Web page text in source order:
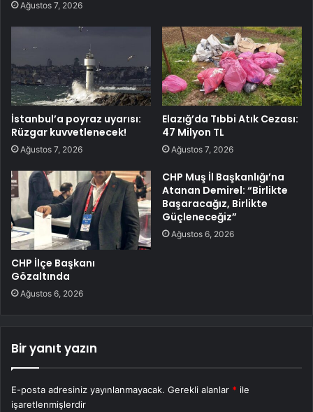
Ağustos 7, 2026
İstanbul’a poyraz uyarısı:
Rüzgar kuvvetlenecek!
Ağustos 7, 2026
Elazığ’da Tıbbi Atık Cezası:
47 Milyon TL
Ağustos 7, 2026
CHP İlçe Başkanı
Gözaltında
Ağustos 6, 2026
CHP Muş İl Başkanlığı’na
Atanan Demirel: “Birlikte
Başaracağız, Birlikte
Güçleneceğiz”
Ağustos 6, 2026
Bir yanıt yazın
E-posta adresiniz yayınlanmayacak. Gerekli alanlar * ile
işaretlenmişlerdir